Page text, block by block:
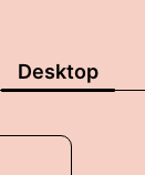
Desktop